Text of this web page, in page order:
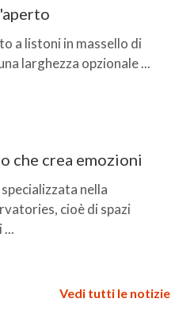
a listoni in massello di
larghezza opzionale ...
che crea emozioni
nella
cioè di spazi
Vedi tutti le notizie